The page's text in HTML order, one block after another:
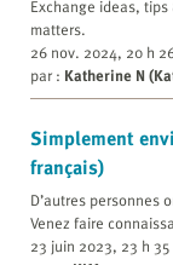
Exchange ideas,
matters.
26 nov. 2024, 20 h
par : Katherine N
Simplement
français)
D’autres personnes
Venez faire
23 juin 2023, 23 h 35